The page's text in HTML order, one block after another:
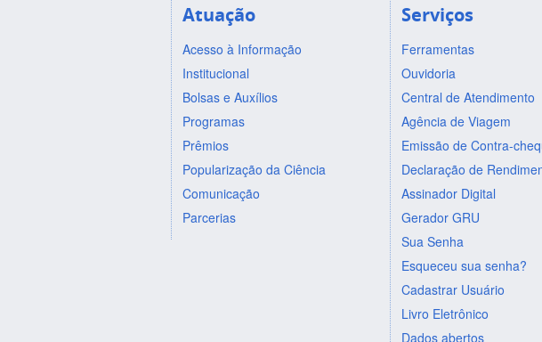
Atuação
Acesso à Informação
Institucional
Bolsas e Auxílios
Programas
Prêmios
Popularização da Ciência
Comunicação
Parcerias
Serviços
Ferramentas
Ouvidoria
Central de Atendimento
Agência de Viagem
Emissão de Contra-
Declaração de
Assinador Digital
Gerador GRU
Sua Senha
Esqueceu sua senha?
Cadastrar Usuário
Livro Eletrônico
Dados abertos